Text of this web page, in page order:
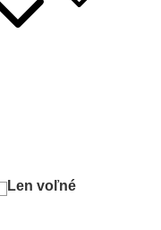
Len voľné